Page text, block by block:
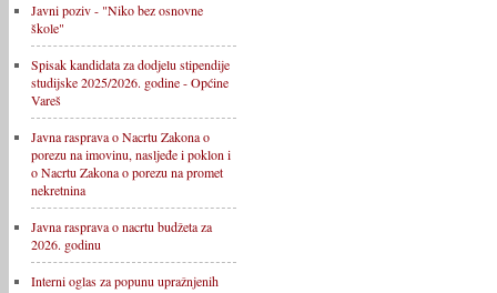
Javni poziv - "Niko bez osnovne
škole"
Spisak kandidata za dodjelu stipendije
studijske 2025/2026. godine - Općine
Vareš
Javna rasprava o Nacrtu Zakona o
porezu na imovinu, nasljeđe i poklon i
o Nacrtu Zakona o porezu na promet
nekretnina
Javna rasprava o nacrtu budžeta za
2026. godinu
Interni oglas za popunu upražnjenih